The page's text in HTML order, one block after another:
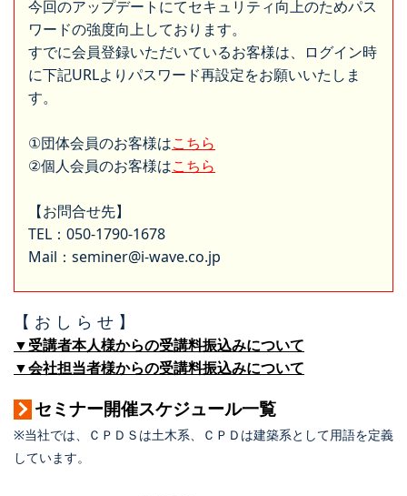
今回のアップデートにてセキュリティ向上のためパス
ワードの強度向上しております。
すでに会員登録いただいているお客様は、ログイン時
に下記URLよりパスワード再設定をお願いいたしま
す。
①団体会員のお客様はこちら
②個人会員のお客様はこちら
【お問合せ先】
TEL：050-1790-1678
Mail：seminer@i-wave.co.jp
【 お し ら せ 】
▼受講者本人様からの受講料振込みについて
▼会社担当者様からの受講料振込みについて
セミナー開催スケジュール一覧
※当社では、ＣＰＤＳは土木系、ＣＰＤは建築系として用語を定義
しています。